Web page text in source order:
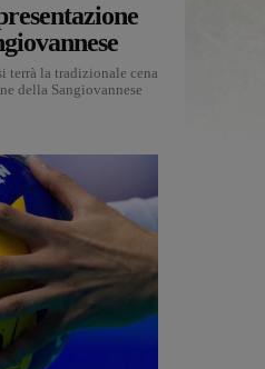
terrà la tradizionale cena
della Sangiovannese